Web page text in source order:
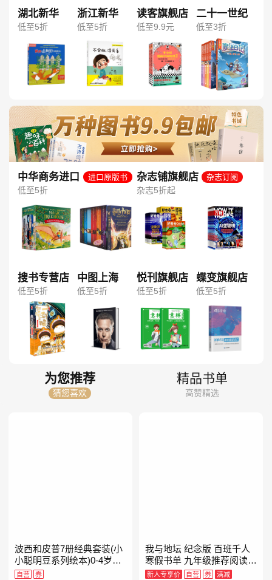
湖北新华
低至5折
浙江新华
低至5折
读客旗舰店
低至9.9元
二十一世纪
低至3折
中华商务进口
图书旗舰店
进口原版书
低至5折
杂志铺旗舰店 杂志订阅
杂志5折起
搜书专营店
低至5折
中图上海
低至5折
悦刊旗舰店
低至5折
蝶变旗舰店
低至5折
为您推荐
猜您喜欢
精品书单
高赞精选
波西和皮普7册经典套装(小
小聪明豆系列绘本)0-4岁低
幼启蒙情绪管理习惯养成绘
自营 券
我与地坛 纪念版 百班千人
寒假书单 九年级推荐阅读
当当自营
新人专享价 自营 券 满减